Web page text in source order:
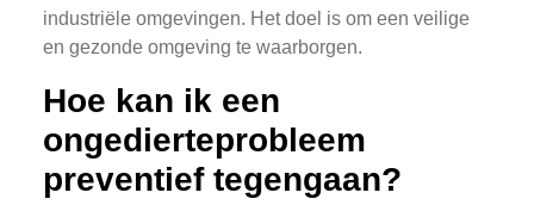
industriële omgevingen. Het doel is om een veilige
en gezonde omgeving te waarborgen.
Hoe kan ik een
ongedierteprobleem
preventief tegengaan?